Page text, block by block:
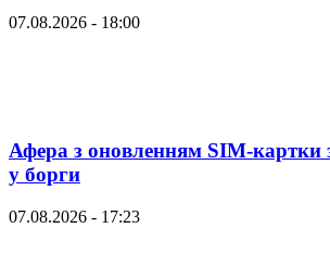
07.08.2026 - 18:00
Афера з оновленням SIM-картки
у борги
07.08.2026 - 17:23